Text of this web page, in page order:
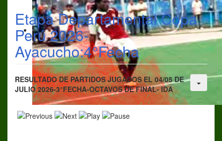
Etapa Departamental Copa
Perú 2026-
Ayacucho:4°Fecha
RESULTADO DE PARTIDOS JUGADOS EL 04/05 DE
JULIO 2026-3°FECHA-OCTAVOS DE FINAL- IDA